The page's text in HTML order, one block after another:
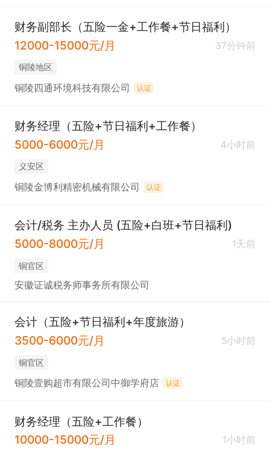
财务副部长（五险一金+工作餐+节日福利）
12000-15000元/月
37分钟前
铜陵地区
铜陵四通环境科技有限公司 认证
财务经理（五险+节日福利+工作餐）
5000-6000元/月
4小时前
义安区
铜陵金博利精密机械有限公司 认证
会计/税务 主办人员 (五险+白班+节日福利)
5000-8000元/月
1天前
铜官区
安徽证诚税务师事务所有限公司
会计（五险+节日福利+年度旅游）
3500-6000元/月
5小时前
铜官区
铜陵壹购超市有限公司中御学府店 认证
财务经理（五险+工作餐）
10000-15000元/月
1小时前